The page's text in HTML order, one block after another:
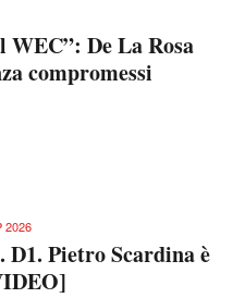
WEC”: De La Rosa
compromessi
2026
D1. Pietro Scardina è